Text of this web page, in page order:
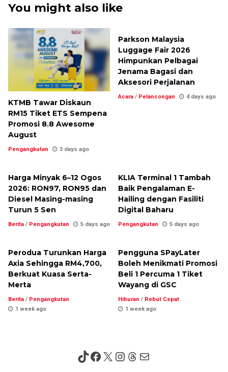
You might also like
KTMB Tawar Diskaun
RM15 Tiket ETS Sempena
Promosi 8.8 Awesome
August
Pengangkutan 3 days ago
Parkson Malaysia
Luggage Fair 2026
Himpunkan Pelbagai
Jenama Bagasi dan
Aksesori Perjalanan
Acara / Pelancongan 4 days ago
Harga Minyak 6–12 Ogos
2026: RON97, RON95 dan
Diesel Masing-masing
Turun 5 Sen
Berita / Pengangkutan 5 days ago
KLIA Terminal 1 Tambah
Baik Pengalaman E-
Hailing dengan Fasiliti
Digital Baharu
Pengangkutan 5 days ago
Perodua Turunkan Harga
Axia Sehingga RM4,700,
Berkuat Kuasa Serta-
Merta
Berita / Pengangkutan
1 week ago
Pengguna SPayLater
Boleh Menikmati Promosi
Beli 1 Percuma 1 Tiket
Wayang di GSC
Hiburan / Rebut Cepat
1 week ago
TikTok
Facebook
X Instagram
Threads
Mail